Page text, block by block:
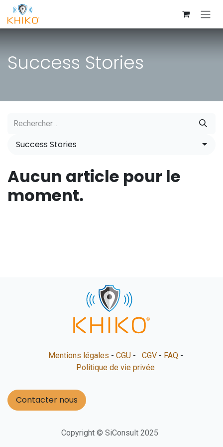
Se rendre au contenu
Success Stories
Success Stories
Aucun article pour le
moment.
Mentions légales - CGU- CGV- FAQ-
Politique de vie privée
Contacter nous
Copyright © SiConsult 2025